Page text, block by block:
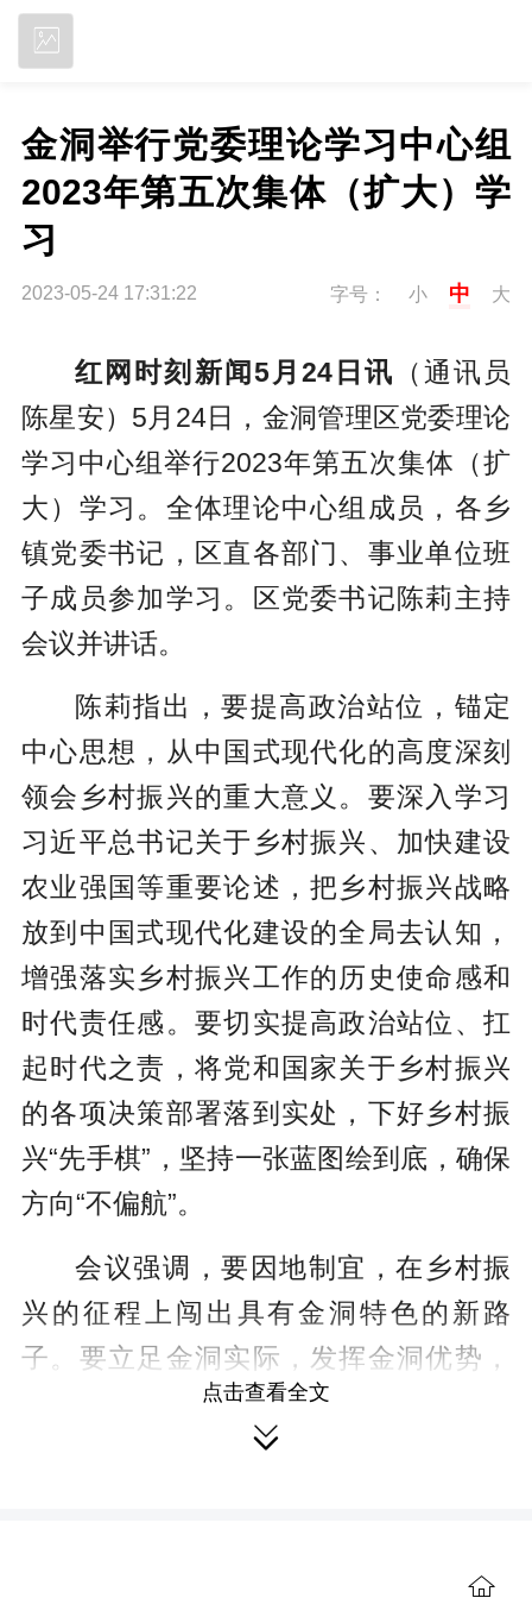
金洞举行党委理论学习中心组
2023年第五次集体（扩大）学
习
2023-05-24 17:31:22 字号： 小 中 大
红网时刻新闻5月24日讯 （通讯员
陈星安）5月24日，金洞管理区党委理论
学习中心组举行2023年第五次集体（扩
大）学习。全体理论中心组成员，各乡
镇党委书记，区直各部门、事业单位班
子成员参加学习。区党委书记陈莉主持
会议并讲话。
陈莉指出，要提高政治站位，锚定
中心思想，从中国式现代化的高度深刻
领会乡村振兴的重大意义。要深入学习
习近平总书记关于乡村振兴、加快建设
农业强国等重要论述，把乡村振兴战略
放到中国式现代化建设的全局去认知，
增强落实乡村振兴工作的历史使命感和
时代责任感。要切实提高政治站位、扛
起时代之责，将党和国家关于乡村振兴
的各项决策部署落到实处，下好乡村振
兴“先手棋”，坚持一张蓝图绘到底，确保
方向“不偏航”。
会议强调，要因地制宜，在乡村振
兴的征程上闯出具有金洞特色的新路
子。要立足金洞实际，发挥金洞优势，
用好金洞资源禀赋，为乡村振兴赋能，
实现金洞产业、服务、治理现代化，建
产业，突出生态优势，做大做强林业产
点击查看全文
